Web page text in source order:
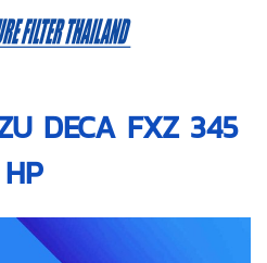
DECA FXZ 345
HP